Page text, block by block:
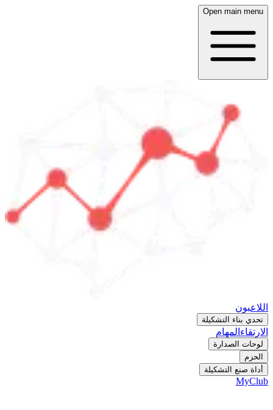
Open main menu
اللاعبون
تحدي بناء التشكيلة
الارتقاء المهام
لوحات الصدارة
الحزم
أداة صنع التشكيلة
MyClub